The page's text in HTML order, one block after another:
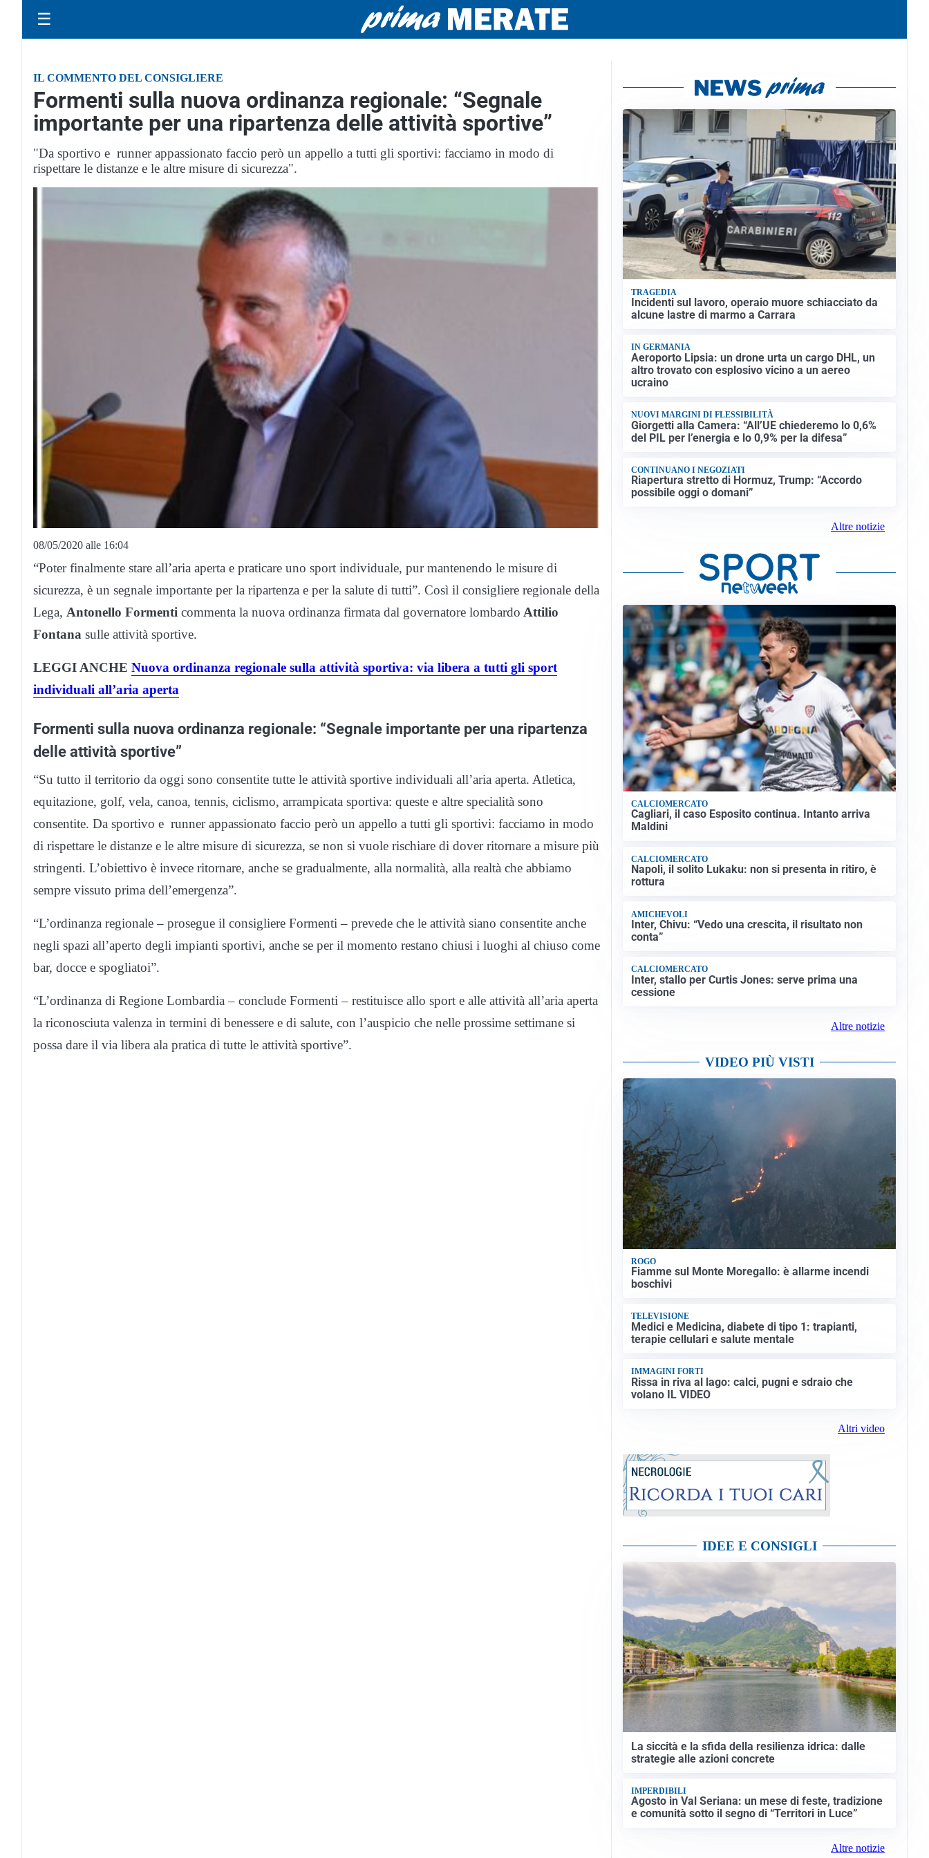
☰
IL COMMENTO DEL CONSIGLIERE
Formenti sulla nuova ordinanza regionale: “Segnale
importante per una ripartenza delle attività sportive”
"Da sportivo e runner appassionato faccio però un appello a tutti gli sportivi: facciamo in modo di
rispettare le distanze e le altre misure di sicurezza".
08/05/2020 alle 16:04
“Poter finalmente stare all’aria aperta e praticare uno sport individuale, pur mantenendo le misure di
sicurezza, è un segnale importante per la ripartenza e per la salute di tutti”. Così il consigliere regionale della
Lega, Antonello Formenti commenta la nuova ordinanza firmata dal governatore lombardo Attilio
Fontana sulle attività sportive.
LEGGI ANCHE Nuova ordinanza regionale sulla attività sportiva: via libera a tutti gli sport
individuali all’aria aperta
Formenti sulla nuova ordinanza regionale: “Segnale importante per una ripartenza
delle attività sportive”
“Su tutto il territorio da oggi sono consentite tutte le attività sportive individuali all’aria aperta. Atletica,
equitazione, golf, vela, canoa, tennis, ciclismo, arrampicata sportiva: queste e altre specialità sono
consentite. Da sportivo e runner appassionato faccio però un appello a tutti gli sportivi: facciamo in modo
di rispettare le distanze e le altre misure di sicurezza, se non si vuole rischiare di dover ritornare a misure più
stringenti. L’obiettivo è invece ritornare, anche se gradualmente, alla normalità, alla realtà che abbiamo
sempre vissuto prima dell’emergenza”.
“L’ordinanza regionale – prosegue il consigliere Formenti – prevede che le attività siano consentite anche
negli spazi all’aperto degli impianti sportivi, anche se per il momento restano chiusi i luoghi al chiuso come
bar, docce e spogliatoi”.
“L’ordinanza di Regione Lombardia – conclude Formenti – restituisce allo sport e alle attività all’aria aperta
la riconosciuta valenza in termini di benessere e di salute, con l’auspicio che nelle prossime settimane si
possa dare il via libera ala pratica di tutte le attività sportive”.
TRAGEDIA
Incidenti sul lavoro, operaio muore schiacciato da
alcune lastre di marmo a Carrara
IN GERMANIA
Aeroporto Lipsia: un drone urta un cargo DHL, un
altro trovato con esplosivo vicino a un aereo
ucraino
NUOVI MARGINI DI FLESSIBILITÀ
Giorgetti alla Camera: “All’UE chiederemo lo 0,6%
del PIL per l’energia e lo 0,9% per la difesa”
CONTINUANO I NEGOZIATI
Riapertura stretto di Hormuz, Trump: “Accordo
possibile oggi o domani”
Altre notizie
CALCIOMERCATO
Cagliari, il caso Esposito continua. Intanto arriva
Maldini
CALCIOMERCATO
Napoli, il solito Lukaku: non si presenta in ritiro, è
rottura
AMICHEVOLI
Inter, Chivu: “Vedo una crescita, il risultato non
conta”
CALCIOMERCATO
Inter, stallo per Curtis Jones: serve prima una
cessione
Altre notizie
VIDEO PIÙ VISTI
ROGO
Fiamme sul Monte Moregallo: è allarme incendi
boschivi
TELEVISIONE
Medici e Medicina, diabete di tipo 1: trapianti,
terapie cellulari e salute mentale
IMMAGINI FORTI
Rissa in riva al lago: calci, pugni e sdraio che
volano IL VIDEO
Altri video
IDEE E CONSIGLI
La siccità e la sfida della resilienza idrica: dalle
strategie alle azioni concrete
IMPERDIBILI
Agosto in Val Seriana: un mese di feste, tradizione
e comunità sotto il segno di “Territori in Luce”
Altre notizie